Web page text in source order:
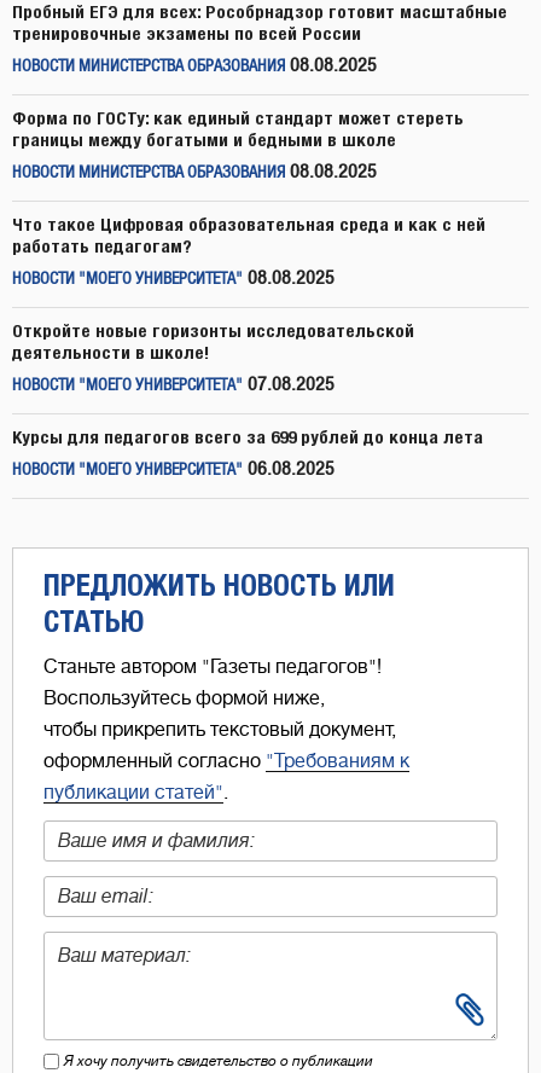
Пробный ЕГЭ для всех: Рособрнадзор готовит масштабные
тренировочные экзамены по всей России
НОВОСТИ МИНИСТЕРСТВА ОБРАЗОВАНИЯ 08.08.2025
Форма по ГОСТу: как единый стандарт может стереть
границы между богатыми и бедными в школе
НОВОСТИ МИНИСТЕРСТВА ОБРАЗОВАНИЯ 08.08.2025
Что такое Цифровая образовательная среда и как с ней
работать педагогам?
НОВОСТИ "МОЕГО УНИВЕРСИТЕТА" 08.08.2025
Откройте новые горизонты исследовательской
деятельности в школе!
НОВОСТИ "МОЕГО УНИВЕРСИТЕТА" 07.08.2025
Курсы для педагогов всего за 699 рублей до конца лета
НОВОСТИ "МОЕГО УНИВЕРСИТЕТА" 06.08.2025
ПРЕДЛОЖИТЬ НОВОСТЬ ИЛИ
СТАТЬЮ
Станьте автором "Газеты педагогов"!
Воспользуйтесь формой ниже,
чтобы прикрепить текстовый документ,
оформленный согласно "Требованиям к
публикации статей".
Я хочу получить свидетельство о публикации